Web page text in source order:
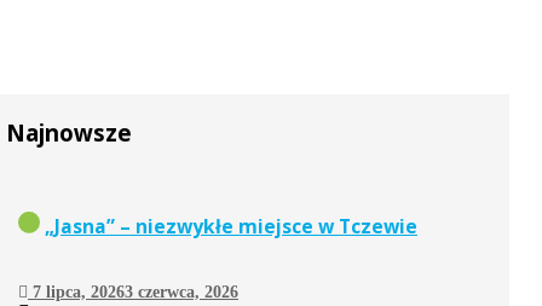
Najnowsze
„Jasna” – niezwykłe miejsce w Tczewie
7 lipca, 20263 czerwca, 2026